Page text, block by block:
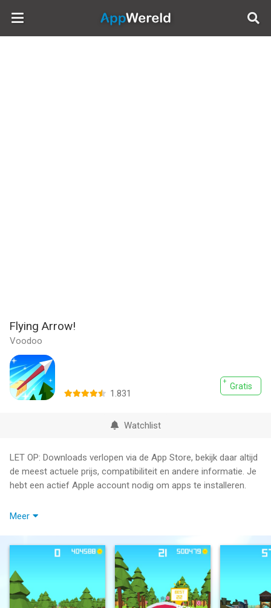
AppWereld
Flying Arrow!
Voodoo
Gratis
1.831
Watchlist
LET OP: Downloads verlopen via de App Store, bekijk daar altijd
de meest actuele prijs, compatibiliteit en andere informatie. Je
hebt een actief Apple account nodig om apps te installeren.
Aim carefully and throw your arrow through the world then
How far can you go ?
--
Meer